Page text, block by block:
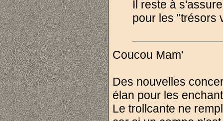
Il reste à
pour les "trésors
Coucou Mam'
Des nouvelles
élan pour les
Le trollcante ne